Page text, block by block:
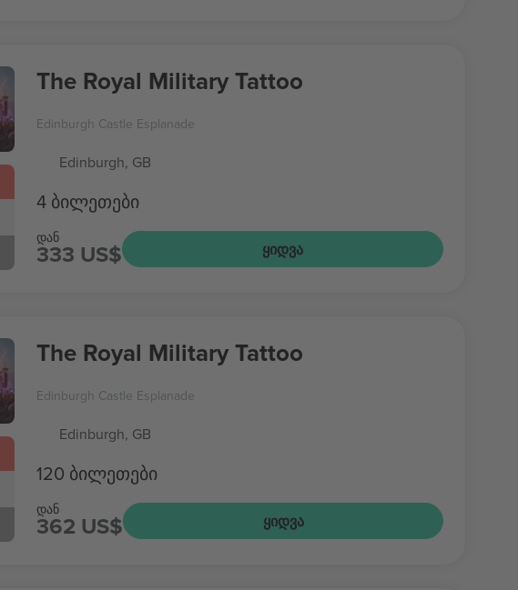
The Royal Military Tattoo
Edinburgh Castle Esplanade
Edinburgh, GB
4 ბილეთები
დან
333 US$ ᲧᲘᲓᲕᲐ
The Royal Military Tattoo
Edinburgh Castle Esplanade
Edinburgh, GB
120 ბილეთები
დან
362 US$ ᲧᲘᲓᲕᲐ